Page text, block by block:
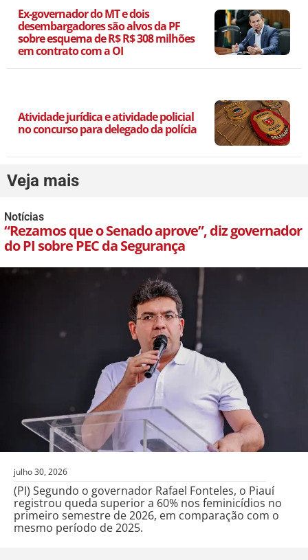
Ex-governador do MT e dois
desembargadores são alvos da PF
sobre esquema de R$ R$ 308 milhões
em contrato com a OI
Atividade jurídica e atividade policial
no concurso para delegado da polícia
Veja mais
Notícias
“Rezamos que o Senado aprove”, diz governador
do PI sobre PEC da Segurança
julho 30, 2026
(PI) Segundo o governador Rafael Fonteles, o Piauí
registrou queda superior a 60% nos feminicídios no
primeiro semestre de 2026, em comparação com o
mesmo período de 2025.